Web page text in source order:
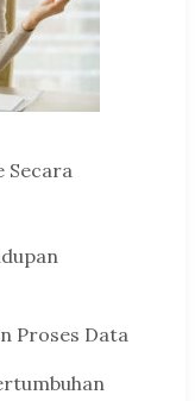
Secara
Proses Data